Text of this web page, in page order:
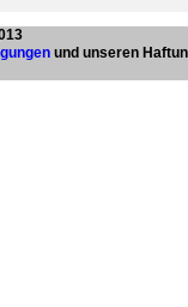
und unseren